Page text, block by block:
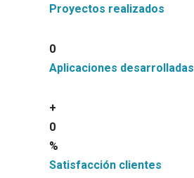
Proyectos realizados
0
Aplicaciones desarrolladas
+
0
%
Satisfacción clientes